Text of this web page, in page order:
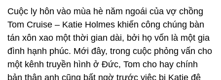
Cuộc ly hôn vào mùa hè năm ngoái của vợ chồng
Tom Cruise – Katie Holmes khiến công chúng bàn
tán xôn xao một thời gian dài, bởi họ vốn là một gia
đình hạnh phúc. Mới đây, trong cuộc phỏng vấn cho
một kênh truyền hình ở Đức, Tom cho hay chính
bản thân anh cũng bất ngờ trước việc bị Katie đệ